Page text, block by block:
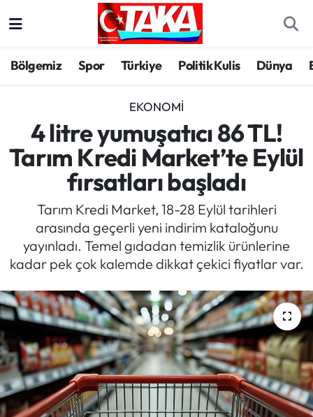
Bölgemiz Spor Türkiye Politik Kulis Dünya
EKONOMI
4 litre yumuşatıcı 86 TL!
Tarım Kredi Market’te Eylül
fırsatları başladı
Tarım Kredi Market, 18-28 Eylül tarihleri
arasında geçerli yeni indirim kataloğunu
yayınladı. Temel gıdadan temizlik ürünlerine
kadar pek çok kalemde dikkat çekici fiyatlar var.
Spor
Türkiye
Kültür/Sanat
Politika
Politik Kulis
Dünya
Magazin
Mektup Galeri
Röportaj
Manşet
Trabzon Hava Durumu
Trabzon Trafik Yoğunluk Haritası
Süper Lig Puan Durumu ve Fikstür
Tüm Manşetler
Son Dakika Haberleri
Haber Arşivi